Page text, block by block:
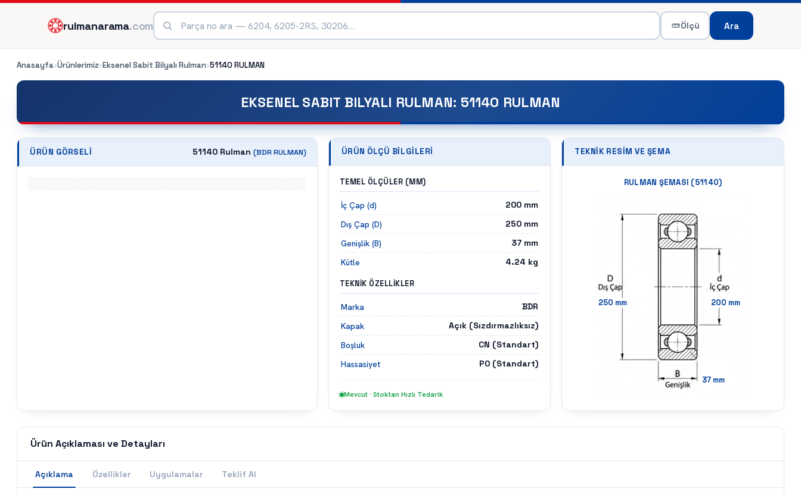
rulmanarama.com Ölçü Ara
Anasayfa›Ürünlerimiz›Eksenel Sabit Bilyalı Rulman›51140RULMAN
EKSENEL SABIT BILYALI RULMAN: 51140 RULMAN
ÜRÜN GÖRSELI 51140 Rulman (BDRRULMAN) ÜRÜN ÖLÇÜ BILGILERI
TEMEL ÖLÇÜLER (MM)
İç Çap (d) 200 mm
Dış Çap (D)
250 mm
Genişlik (B)
37 mm
Kütle
4.24 kg
TEKNIK ÖZELLIKLER
Marka
BDR
Kapak
Açık (Sızdırmazlıksız)
Boşluk
CN (Standart)
Hassasiyet
P0 (Standart)
Mevcut · Stoktan Hızlı Tedarik
TEKNIK RESIM VE ŞEMA
RULMAN ŞEMASI (51140)
250 mm 200 mm
37mm
Ürün Açıklaması ve Detayları
Açıklama Özellikler Uygulamalar Teklif Al